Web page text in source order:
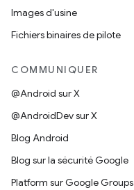
Images d'usine
Fichiers binaires de pilote
COMMUNIQUER
@Android sur X
@AndroidDev sur X
Blog Android
Blog sur la sécurité Google
Platform sur Google Groups